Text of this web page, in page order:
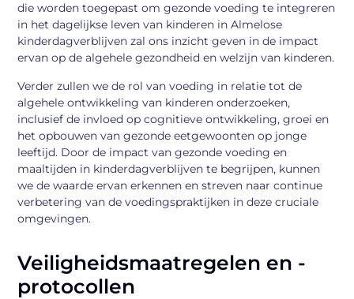
die worden toegepast om gezonde voeding te integreren
in het dagelijkse leven van kinderen in Almelose
kinderdagverblijven zal ons inzicht geven in de impact
ervan op de algehele gezondheid en welzijn van kinderen.
Verder zullen we de rol van voeding in relatie tot de
algehele ontwikkeling van kinderen onderzoeken,
inclusief de invloed op cognitieve ontwikkeling, groei en
het opbouwen van gezonde eetgewoonten op jonge
leeftijd. Door de impact van gezonde voeding en
maaltijden in kinderdagverblijven te begrijpen, kunnen
we de waarde ervan erkennen en streven naar continue
verbetering van de voedingspraktijken in deze cruciale
omgevingen.
Veiligheidsmaatregelen en -
protocollen